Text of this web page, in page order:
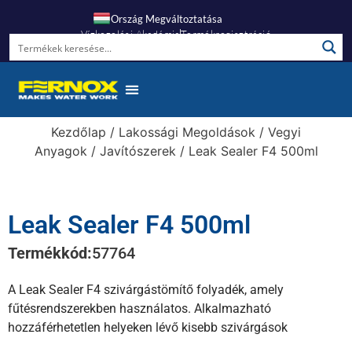
Ország Megváltoztatása
Vízkezelési AkadémiaTermékregisztráció
Kezdőlap / Lakossági Megoldások / Vegyi
Anyagok/ Javítószerek/ Leak Sealer F4 500ml
Leak Sealer F4 500ml
Termékkód:57764
A Leak Sealer F4 szivárgástömítő folyadék, amely
fűtésrendszerekben használatos. Alkalmazható
hozzáférhetetlen helyeken lévő kisebb szivárgások